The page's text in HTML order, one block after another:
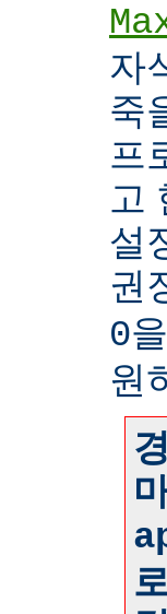
자
죽
프
고
설
권
0
원